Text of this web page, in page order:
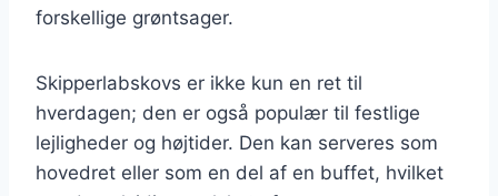
forskellige grøntsager.
Skipperlabskovs er ikke kun en ret til
hverdagen; den er også populær til festlige
lejligheder og højtider. Den kan serveres som
hovedret eller som en del af en buffet, hvilket